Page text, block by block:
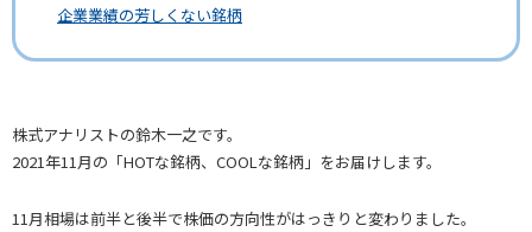
企業業績の芳しくない銘柄
株式アナリストの鈴木一之です。
2021年11月の「HOTな銘柄、COOLな銘柄」をお届けします。
11月相場は前半と後半で株価の方向性がはっきりと変わりました。